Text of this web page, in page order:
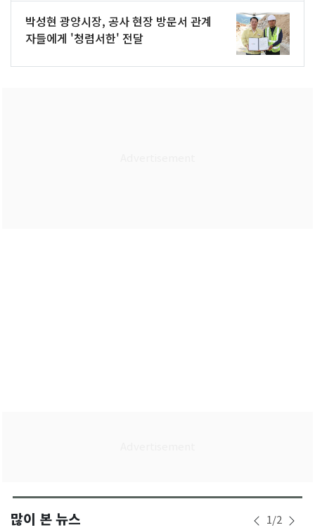
박성현 광양시장, 공사 현장 방문서 관계
자들에게 '청렴서한' 전달
많이 본 뉴스 1/2